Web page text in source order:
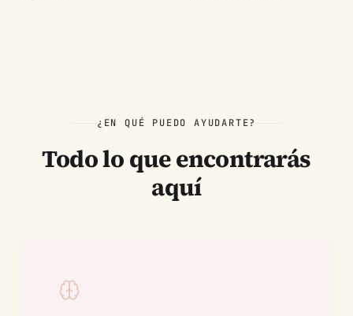
¿EN QUÉ PUEDO AYUDARTE?
Todo lo que encontrarás
aquí